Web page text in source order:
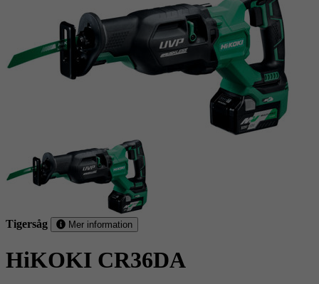
Tigersåg Mer information
HiKOKI CR36DA